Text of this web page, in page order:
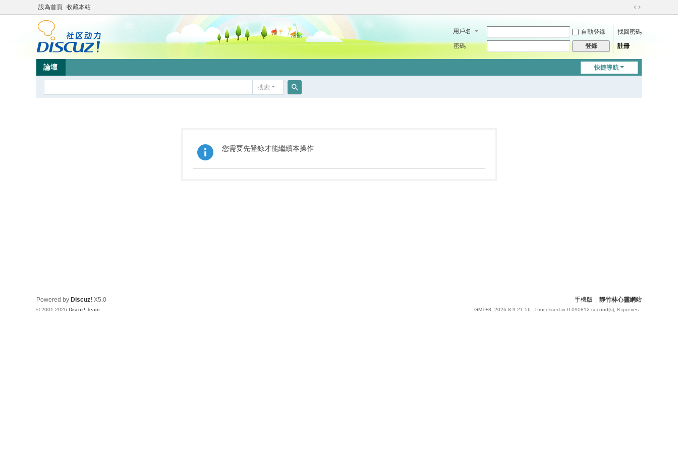
設為首頁 收藏本站
切
到
用戶名 自動登錄
找回密碼
密碼
登錄 註冊
快捷導航
論壇
搜索
您需要先登錄才能繼續本操作
手機版 靜竹林心靈網站
GMT+8, 2026-8-9 21:56 , Processed in 0.090812 second(s), 8 queries .
Powered by Discuz! X5.0
© 2001-2026 Discuz! Team